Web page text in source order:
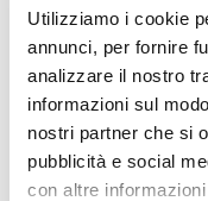
Utilizziamo i cookie
annunci, per fornire
analizzare il nostro
informazioni sul
nostri partner che si
pubblicità e social
con altre
Verniciatura a
Posti A Sedere
4 posti